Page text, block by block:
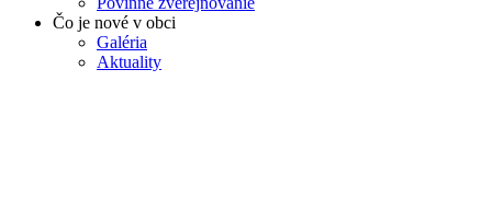
Čo je nové v obci
Galéria
Aktuality